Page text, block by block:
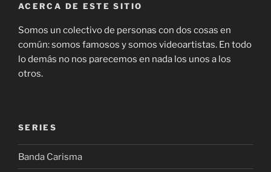
ACERCA DE ESTE SITIO
Somos un colectivo de personas con dos cosas en
común: somos famosos y somos videoartistas. En todo
lo demás no nos parecemos en nada los unos a los
otros.
SERIES
Banda Carisma